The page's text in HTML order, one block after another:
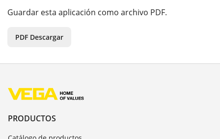
Guardar esta aplicación como archivo PDF.
PDF Descargar
PRODUCTOS